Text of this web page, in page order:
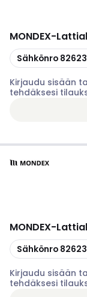
MONDEX-
Kopioi
Sähkönro
Kirjaudu sisään
tehdäksesi
MONDEX-
Kopioi
Sähkönro
Kirjaudu sisään
tehdäksesi